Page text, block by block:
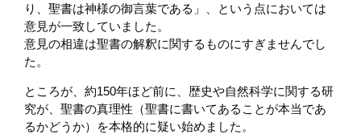
り、聖書は神様の御言葉である」、という点においては
意見が一致していました。
意見の相違は聖書の解釈に関するものにすぎませんでし
た。
ところが、約150年ほど前に、歴史や自然科学に関する研
究が、聖書の真理性（聖書に書いてあることが本当であ
るかどうか）を本格的に疑い始めました。